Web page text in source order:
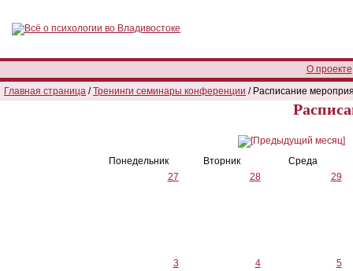
О проекте
Главная страница /Тренинги семинары конференции / Расписание
Понедельник Вторник
Среда
27
28 29
3 4 5